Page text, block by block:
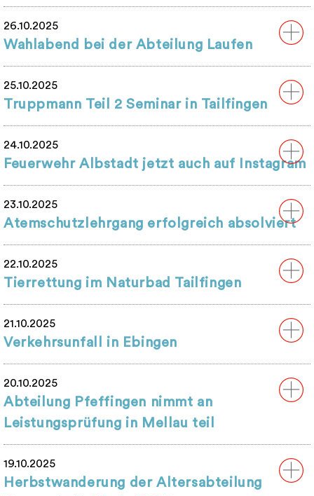
26.10.2025
Wahlabend bei der Abteilung Laufen
25.10.2025
Truppmann Teil 2 Seminar in Tailfingen
24.10.2025
Feuerwehr Albstadt jetzt auch auf Instagram
23.10.2025
Atemschutzlehrgang erfolgreich absolviert
22.10.2025
Tierrettung im Naturbad Tailfingen
21.10.2025
Verkehrsunfall in Ebingen
20.10.2025
Abteilung Pfeffingen nimmt an
Leistungsprüfung in Mellau teil
19.10.2025
Herbstwanderung der Altersabteilung